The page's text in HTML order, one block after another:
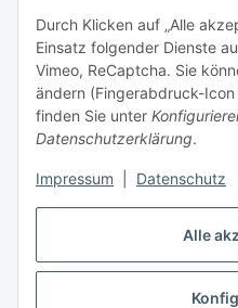
Alle
Durch Klicken auf „Alle
Einsatz folgender Dienste
Vimeo, ReCaptcha. Sie
ändern (Fingerabdruck-
finden Sie unter
Datenschutzerklärung.
Impressum Datenschutz